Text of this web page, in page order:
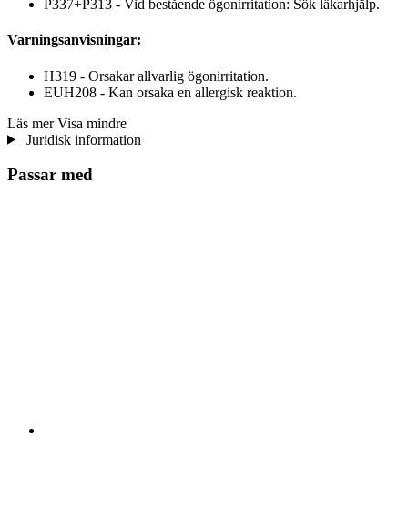
P337+P313 - Vid bestående ögonirritation: Sök läkarhjälp.
Varningsanvisningar:
H319 - Orsakar allvarlig ögonirritation.
EUH208 - Kan orsaka en allergisk reaktion.
Läs mer Visa mindre
Juridisk information
Passar med